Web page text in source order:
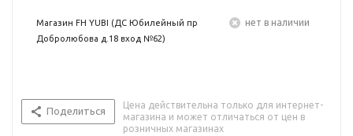
Магазин FH YUBI (ДС Юбилейный пр
Добролюбова д.18 вход №62)
Нет в наличии
Поделиться
Цена действительна только для интернет-
магазина и может отличаться от цен в
розничных магазинах